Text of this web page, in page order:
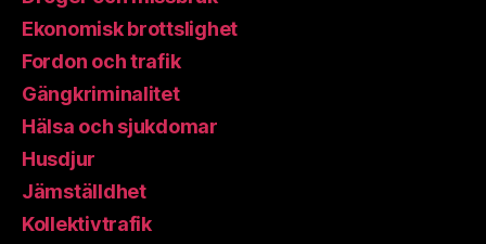
Ekonomisk brottslighet
Fordon och trafik
Gängkriminalitet
Hälsa och sjukdomar
Husdjur
Jämställdhet
Kollektivtrafik